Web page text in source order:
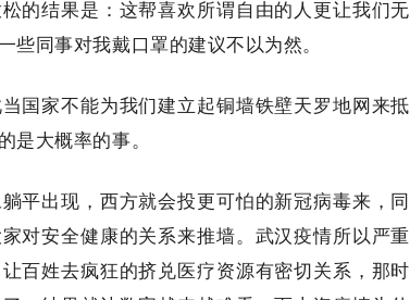
的结果是：这帮喜欢所谓自由的人更让我们无
同事对我戴口罩的建议不以为然。
国家不能为我们建立起铜墙铁壁天罗地网来抵
是大概率的事。
平出现，西方就会投更可怕的新冠病毒来，同
对安全健康的关系来推墙。武汉疫情所以严重
百姓去疯狂的挤兑医疗资源有密切关系，那时